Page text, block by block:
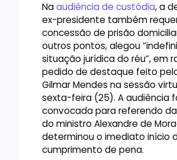
Naaudiência de custódia, a
ex-presidente também
concessão de prisão
outros pontos, alegou
situação jurídica do réu”, em
pedido de destaque feito
Gilmar Mendes na sessão
sexta-feira (25). A audiência
convocada para referendo
do ministro Alexandre de
determinou o imediato início
cumprimento de pena.